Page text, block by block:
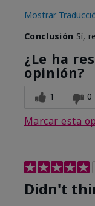
Mostrar
Conclusión Sí,
¿Le ha
opinión?
1 0
Marcar esta
Didn't